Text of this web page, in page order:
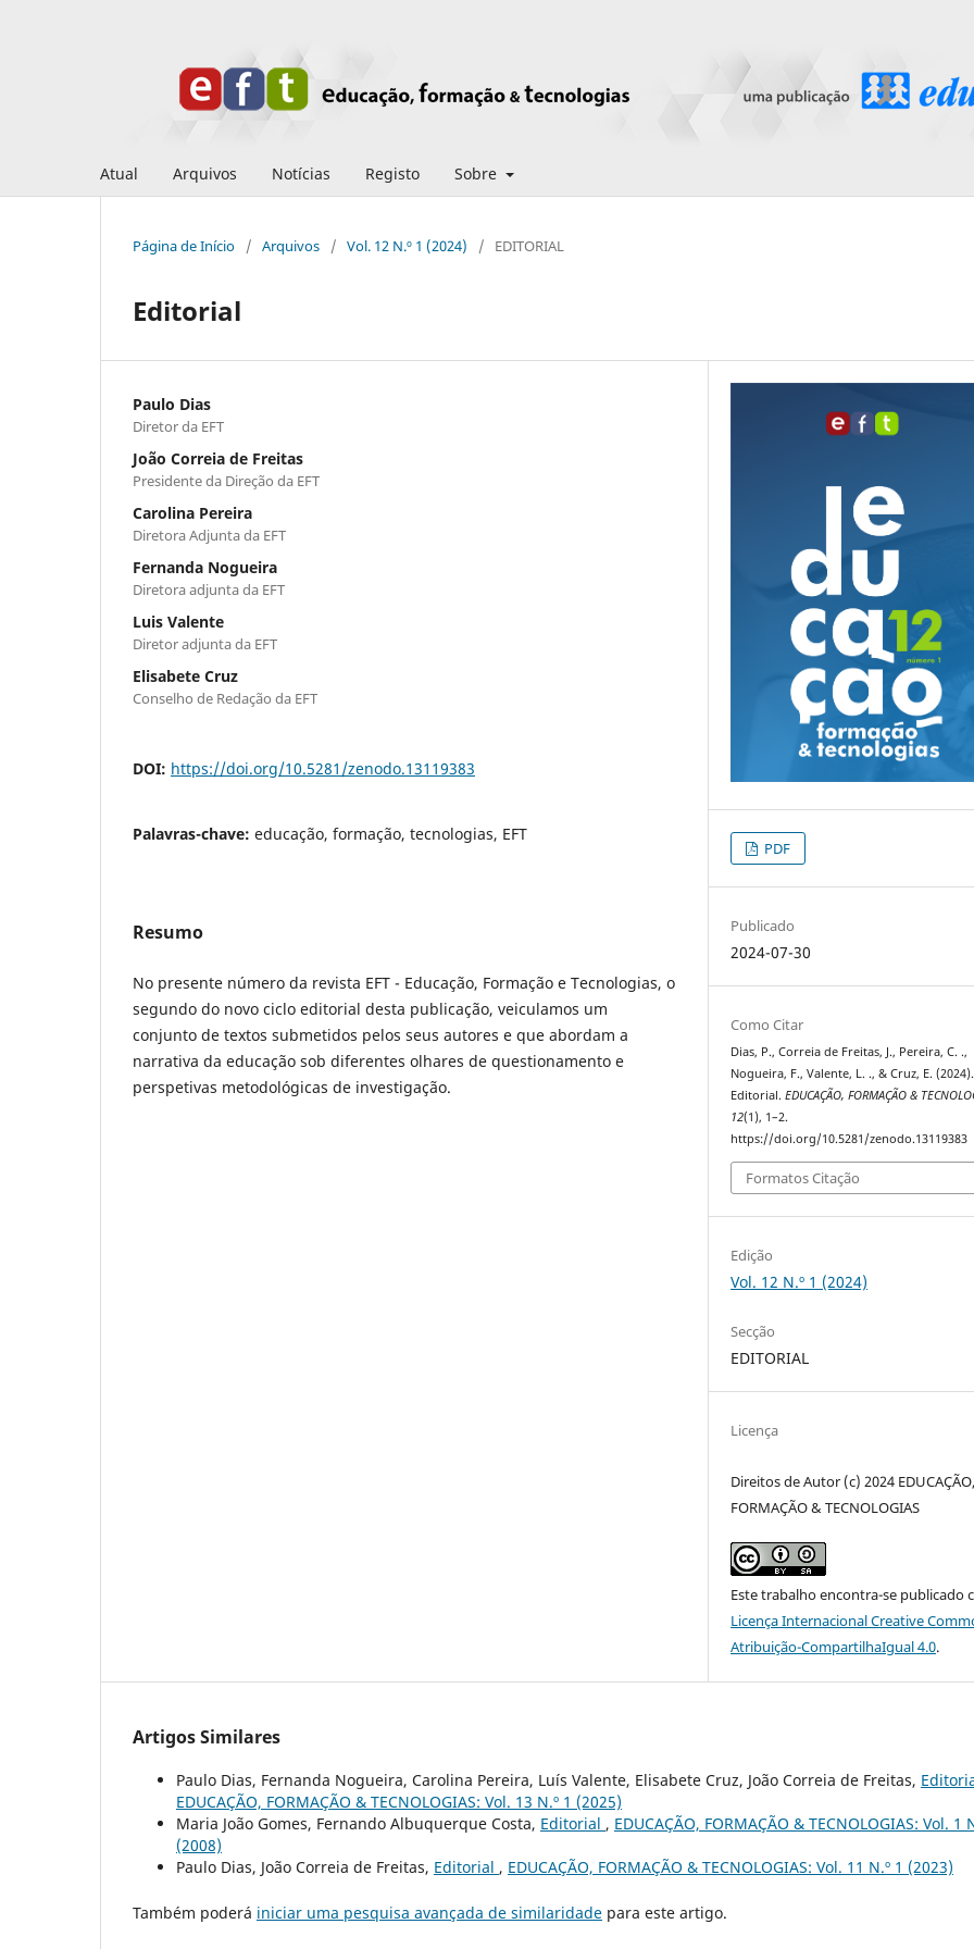
Atual Arquivos Notícias Registo Sobre
Página de Início / Arquivos / Vol. 12 N.º 1 (2024) / EDITORIAL
Editorial
Paulo Dias
Diretor da EFT
João Correia de Freitas
Presidente da Direção da EFT
Carolina Pereira
Diretora Adjunta da EFT
Fernanda Nogueira
Diretora adjunta da EFT
Luis Valente
Diretor adjunta da EFT
Elisabete Cruz
Conselho de Redação da EFT
DOI: https://doi.org/10.5281/zenodo.13119383
Palavras-chave: educação, formação, tecnologias, EFT
Resumo
No presente número da revista EFT - Educação, Formação e Tecnologias, o
segundo do novo ciclo editorial desta publicação, veiculamos um
conjunto de textos submetidos pelos seus autores e que abordam a
narrativa da educação sob diferentes olhares de questionamento e
perspetivas metodológicas de investigação.
PDF
Publicado
2024-07-30
Como Citar
Dias, P., Correia de Freitas, J., Pereira, C. .,
Nogueira, F., Valente, L. ., & Cruz, E. (2024).
Editorial.EDUCAÇÃO, FORMAÇÃO &
12(1), 1–2.
https://doi.org/10.5281/zenodo.13119383
Formatos Citação
Edição
Vol. 12 N.º 1 (2024)
Secção
EDITORIAL
Licença
Direitos de Autor (c) 2024 EDUCAÇÃO,
FORMAÇÃO & TECNOLOGIAS
Este trabalho encontra-se publicado
Licença Internacional Creative
Atribuição-CompartilhaIgual 4.0.
Artigos Similares
Paulo Dias, Fernanda Nogueira, Carolina Pereira, Luís Valente, Elisabete Cruz, João Correia de Freitas,
EDUCAÇÃO, FORMAÇÃO & TECNOLOGIAS: Vol. 13 N.º 1 (2025)
Maria João Gomes, Fernando Albuquerque Costa, Editorial , EDUCAÇÃO, FORMAÇÃO & TECNOLOGIAS: Vol. 1
(2008)
Paulo Dias, João Correia de Freitas, Editorial , EDUCAÇÃO, FORMAÇÃO & TECNOLOGIAS: Vol. 11 N.º 1 (2023)
Também poderá iniciar uma pesquisa avançada de similaridade para este artigo.